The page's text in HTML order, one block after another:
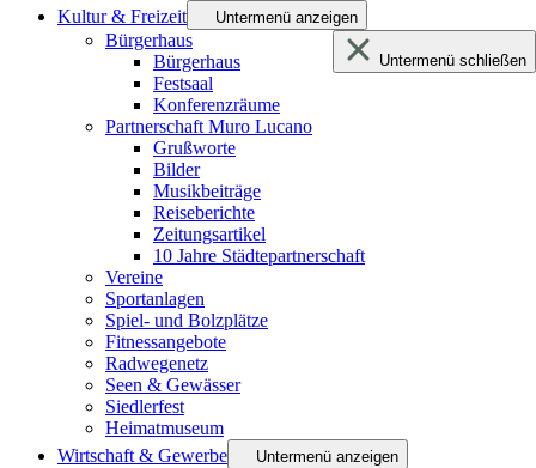
Kultur & Freizeit
Untermenü anzeigen
Untermenü schließen
Bürgerhaus
Bürgerhaus
Festsaal
Konferenzräume
Partnerschaft Muro Lucano
Grußworte
Bilder
Musikbeiträge
Reiseberichte
Zeitungsartikel
10 Jahre Städtepartnerschaft
Vereine
Sportanlagen
Spiel- und Bolzplätze
Fitnessangebote
Radwegenetz
Seen & Gewässer
Siedlerfest
Heimatmuseum
Wirtschaft & Gewerbe
Untermenü anzeigen